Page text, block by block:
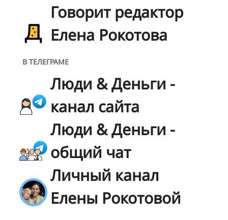
Говорит редактор
Елена Рокотова
В ТЕЛЕГРАМЕ
Люди & Деньги -
канал сайта
Люди & Деньги -
общий чат
Личный канал
Елены Рокотовой